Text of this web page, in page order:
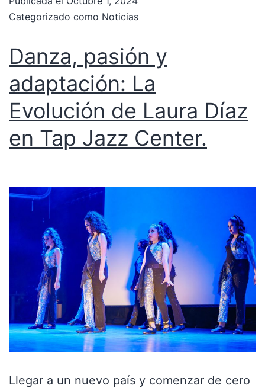
Categorizado como Noticias
Danza, pasión y
adaptación: La
Evolución de Laura Díaz
en Tap Jazz Center.
Llegar a un nuevo país y comenzar de cero